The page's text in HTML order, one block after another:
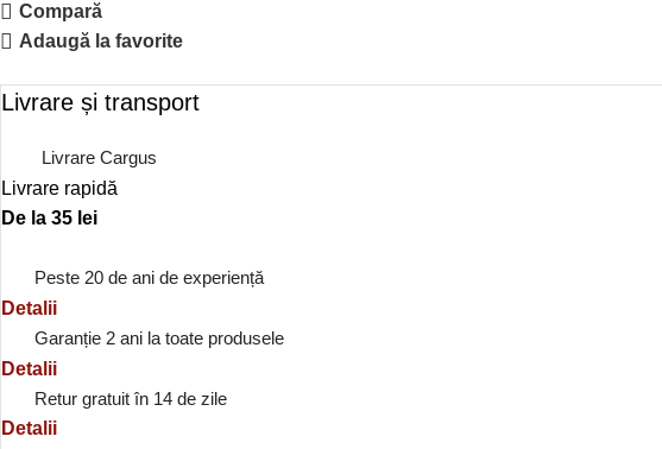
Compară
Adaugă la favorite
Livrare și transport
Livrare Cargus
Livrare rapidă
De la 35 lei
Peste 20 de ani de experiență
Detalii
Garanție 2 ani la toate produsele
Detalii
Retur gratuit în 14 de zile
Detalii